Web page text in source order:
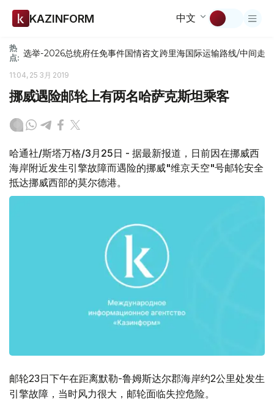
KAZINFORM 中文
热
点: 选举-2026总统府任免事件国情咨文跨里海国际运输路线/中间走廊
11:04, 25 3月 2019
挪威遇险邮轮上有两名哈萨克斯坦乘客
哈通社/斯塔万格/3月25日 - 据最新报道，日前因在挪威西
海岸附近发生引擎故障而遇险的挪威"维京天空"号邮轮安全
抵达挪威西部的莫尔德港。
邮轮23日下午在距离默勒-鲁姆斯达尔郡海岸约2公里处发生
引擎故障，当时风力很大，邮轮面临失控危险。